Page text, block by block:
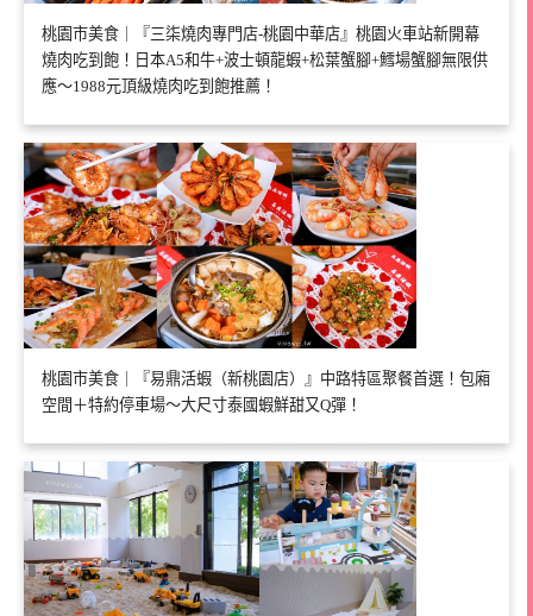
桃園市美食｜『三柒燒肉專門店-桃園中華店』桃園火車站新開幕
燒肉吃到飽！日本A5和牛+波士頓龍蝦+松葉蟹腳+鱈場蟹腳無限供
應～1988元頂級燒肉吃到飽推薦！
桃園市美食｜『易鼎活蝦（新桃園店）』中路特區聚餐首選！包廂
空間＋特約停車場～大尺寸泰國蝦鮮甜又Q彈！